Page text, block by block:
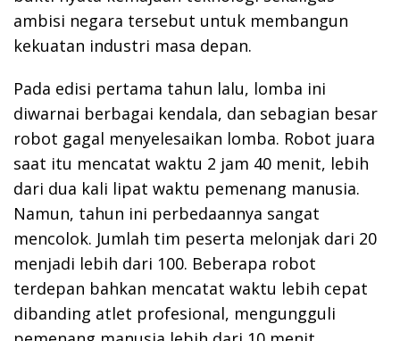
ambisi negara tersebut untuk membangun
kekuatan industri masa depan.
Pada edisi pertama tahun lalu, lomba ini
diwarnai berbagai kendala, dan sebagian besar
robot gagal menyelesaikan lomba. Robot juara
saat itu mencatat waktu 2 jam 40 menit, lebih
dari dua kali lipat waktu pemenang manusia.
Namun, tahun ini perbedaannya sangat
mencolok. Jumlah tim peserta melonjak dari 20
menjadi lebih dari 100. Beberapa robot
terdepan bahkan mencatat waktu lebih cepat
dibanding atlet profesional, mengungguli